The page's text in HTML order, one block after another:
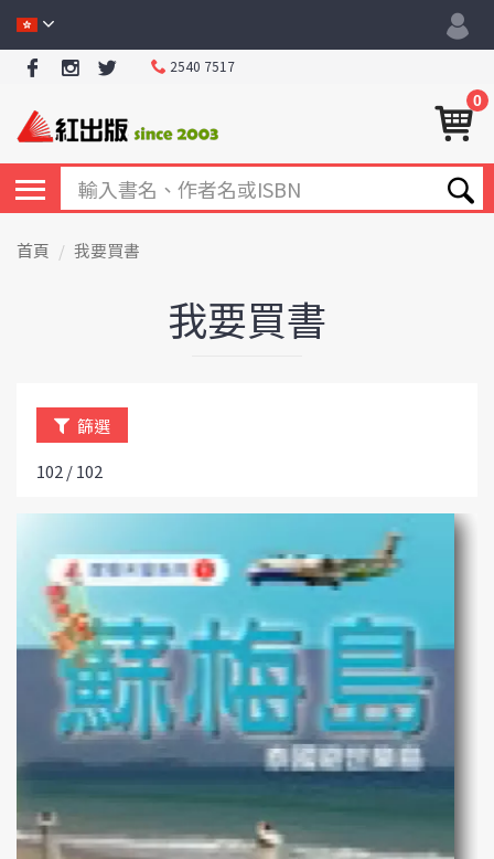
2540 7517
0
首頁 我要買書
我要買書
篩選
102 / 102